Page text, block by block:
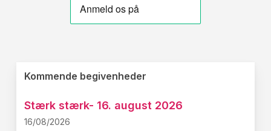
Kommende begivenheder
Stærk stærk- 16. august 2026
16/08/2026